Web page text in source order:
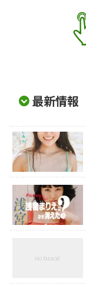
最新情報